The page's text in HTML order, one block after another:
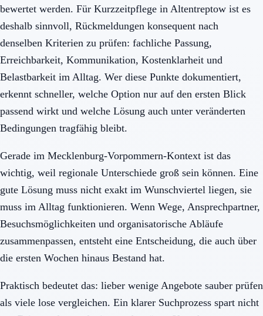
bewertet werden. Für Kurzzeitpflege in Altentreptow ist es
deshalb sinnvoll, Rückmeldungen konsequent nach
denselben Kriterien zu prüfen: fachliche Passung,
Erreichbarkeit, Kommunikation, Kostenklarheit und
Belastbarkeit im Alltag. Wer diese Punkte dokumentiert,
erkennt schneller, welche Option nur auf den ersten Blick
passend wirkt und welche Lösung auch unter veränderten
Bedingungen tragfähig bleibt.
Gerade im Mecklenburg-Vorpommern-Kontext ist das
wichtig, weil regionale Unterschiede groß sein können. Eine
gute Lösung muss nicht exakt im Wunschviertel liegen, sie
muss im Alltag funktionieren. Wenn Wege, Ansprechpartner,
Besuchsmöglichkeiten und organisatorische Abläufe
zusammenpassen, entsteht eine Entscheidung, die auch über
die ersten Wochen hinaus Bestand hat.
Praktisch bedeutet das: lieber wenige Angebote sauber prüfen
als viele lose vergleichen. Ein klarer Suchprozess spart nicht